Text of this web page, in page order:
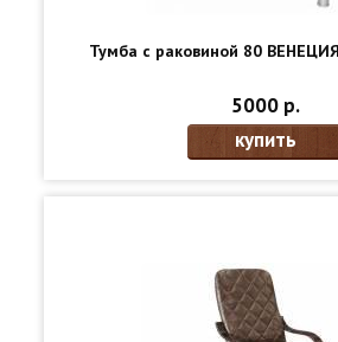
Тумба с раковиной 80
5000 р.
купить